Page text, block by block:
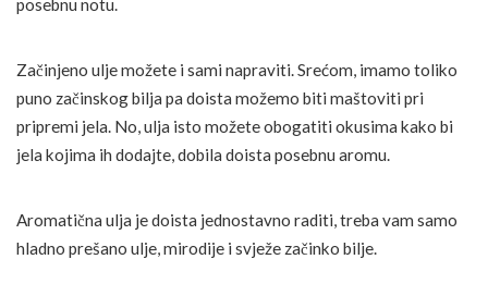
posebnu notu.
Začinjeno ulje možete i sami napraviti. Srećom, imamo toliko
puno začinskog bilja pa doista možemo biti maštoviti pri
pripremi jela. No, ulja isto možete obogatiti okusima kako bi
jela kojima ih dodajte, dobila doista posebnu aromu.
Aromatična ulja je doista jednostavno raditi, treba vam samo
hladno prešano ulje, mirodije i svježe začinko bilje.